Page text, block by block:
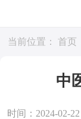
当前位置： 首页
中
时间：2024-02-22